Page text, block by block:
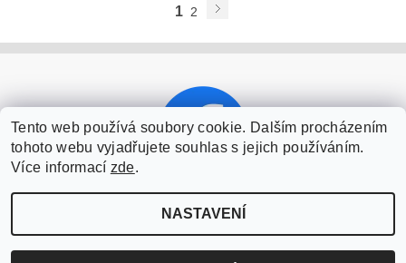
1 2
2026 ©Šťáhlavický pivovar u Šenkýřů, všechna práva vyhrazena
Tento web používá soubory cookie. Dalším procházením
tohoto webu vyjadřujete souhlas s jejich používáním.
Více informací zde.
NASTAVENÍ